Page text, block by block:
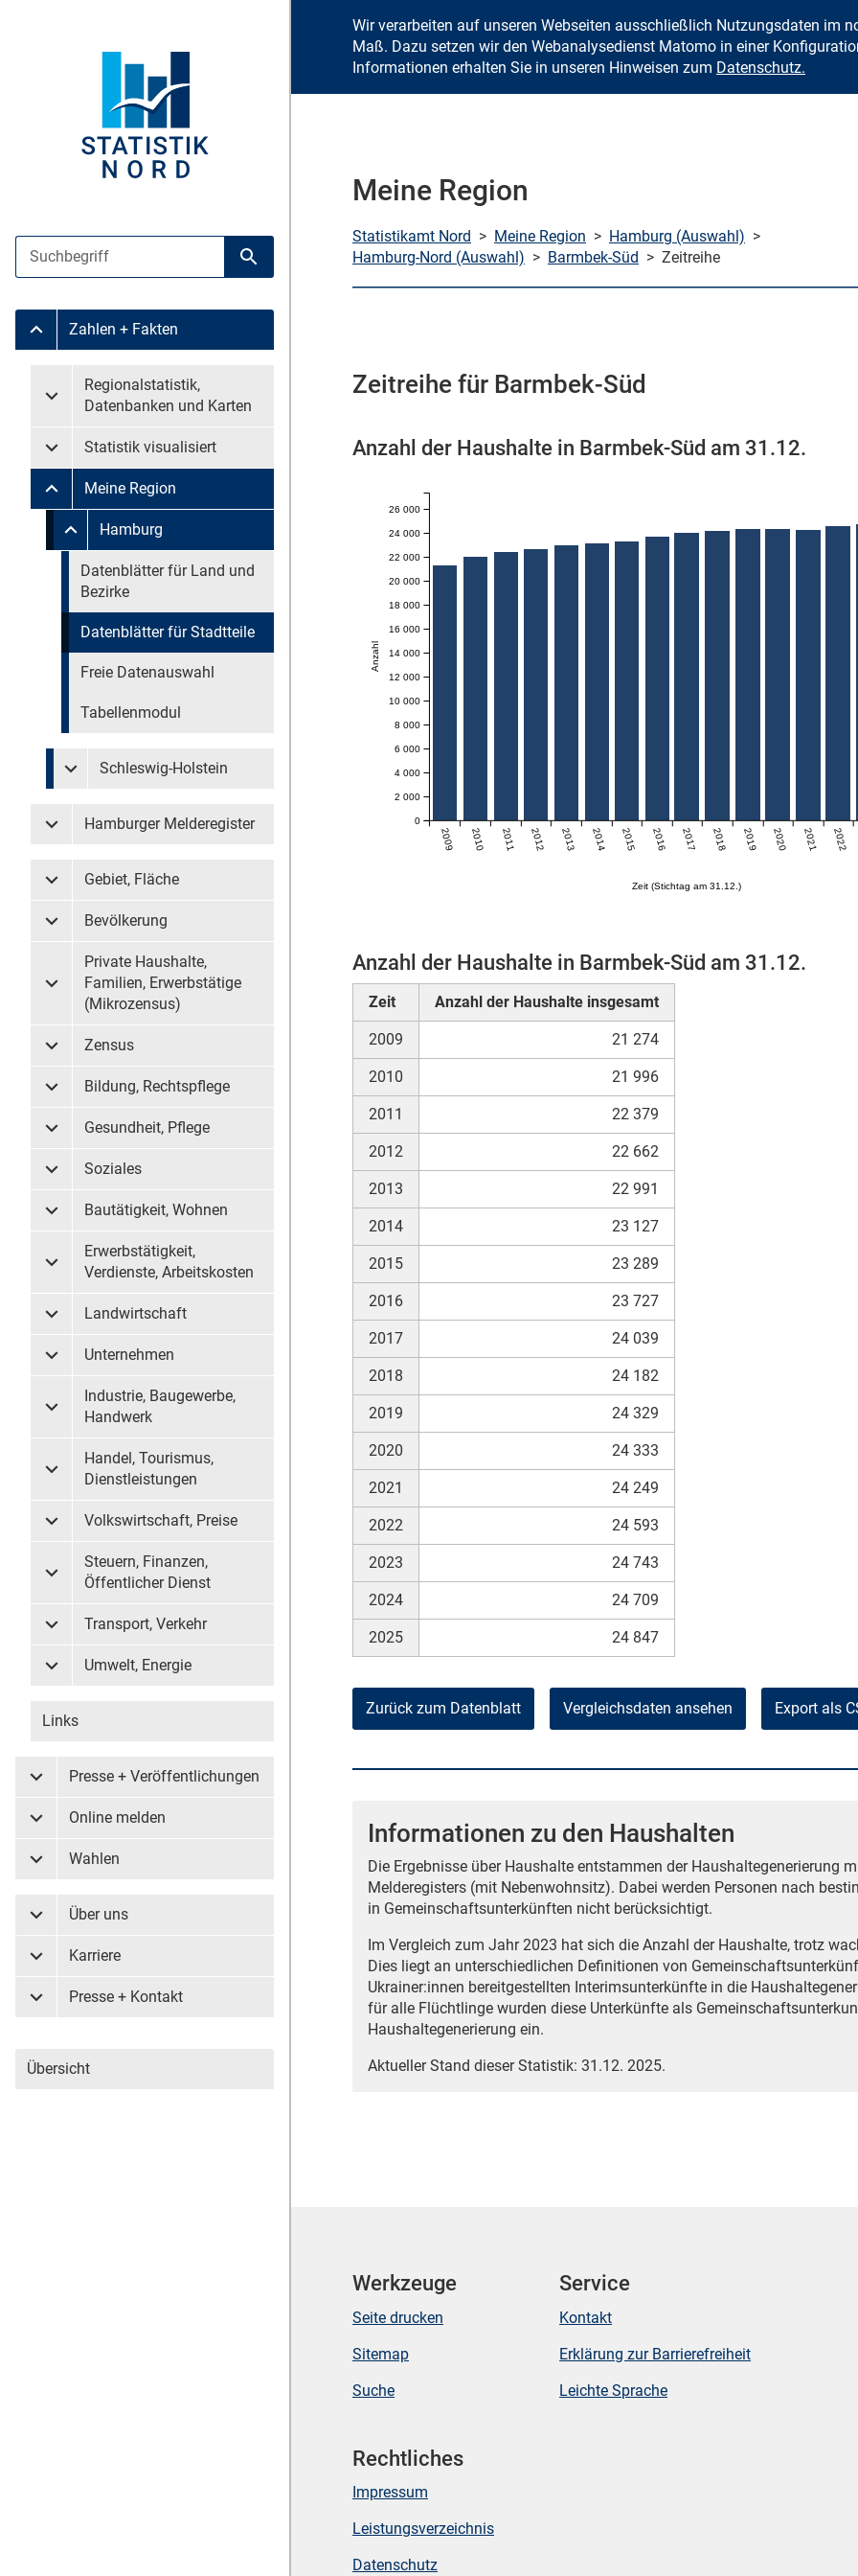
Zum Inhalt springen
Suche
Suche starten
Untermenü Zahlen + Fakten
Zahlen + Fakten
Untermenü überspringen
Untermenü Regionalstatistik, Datenbanken und Karten
Regionalstatistik,
Datenbanken und Karten
Untermenü Statistik visualisiert
Statistik visualisiert
Untermenü Meine Region
Meine Region
Untermenü überspringen
Untermenü Meine Region Hamburg
Hamburg
Untermenü überspringen
Datenblätter für Land und
Bezirke
Datenblätter für Stadtteile
Freie Datenauswahl
Tabellenmodul
Untermenü Meine Region Schleswig-Holstein
Schleswig-Holstein
Untermenü Hamburger Melderegister
Hamburger Melderegister
Untermenü Gebiet, Fläche
Gebiet, Fläche
Untermenü Bevölkerung
Bevölkerung
Untermenü Private Haushalte, Familien, Erwerbstätige (Mikrozensus)
Private Haushalte,
Familien, Erwerbstätige
(Mikrozensus)
Untermenü Zensus
Zensus
Untermenü Bildung, Rechtspflege
Bildung, Rechtspflege
Untermenü Gesundheit, Pflege
Gesundheit, Pflege
Untermenü Soziales
Soziales
Untermenü Bautätigkeit, Wohnen
Bautätigkeit, Wohnen
Untermenü Erwerbstätigkeit, Verdienste, Arbeitskosten
Erwerbstätigkeit,
Verdienste, Arbeitskosten
Untermenü Landwirtschaft
Landwirtschaft
Untermenü Unternehmen
Unternehmen
Untermenü Industrie, Baugewerbe, Handwerk
Industrie, Baugewerbe,
Handwerk
Untermenü Handel, Tourismus, Dienstleistungen
Handel, Tourismus,
Dienstleistungen
Untermenü Volkswirtschaft, Preise
Volkswirtschaft, Preise
Untermenü Steuern, Finanzen, Öffentlicher Dienst
Steuern, Finanzen,
Öffentlicher Dienst
Untermenü Transport, Verkehr
Transport, Verkehr
Untermenü Umwelt, Energie
Umwelt, Energie
Links
Untermenü Presse + Veröffentlichungen
Presse + Veröffentlichungen
Untermenü Online melden
Online melden
Untermenü Wahlen
Wahlen
Untermenü Über uns
Über uns
Untermenü Karriere
Karriere
Untermenü Presse + Kontakt
Presse + Kontakt
Übersicht
Wir verarbeiten auf unseren Webseiten ausschließlich Nutzungsdaten im
Maß. Dazu setzen wir den Webanalysedienst Matomo in einer
Informationen erhalten Sie in unseren Hinweisen zum Datenschutz.
Meine Region
Statistikamt Nord > Meine Region > Hamburg (Auswahl) >
Hamburg-Nord (Auswahl) > Barmbek-Süd > Zeitreihe
Zeitreihe für Barmbek-Süd
Anzahl der Haushalte in Barmbek-Süd am 31.12.
Zeit (Stichtag am 31.12.)
2009 2010 2011 2012 2013 2014 2015 2016 2017 2018 2019 2020 2021 2022
Anzahl
0
2 000
4 000
6 000
8 000
10 000
12 000
14 000
16 000
18 000
20 000
22 000
24 000
26 000
Anzahl der Haushalte in Barmbek-Süd am 31.12.
Zeit Anzahl der Haushalte insgesamt
2009 21 274
2010 21 996
2011 22 379
2012 22 662
2013 22 991
2014 23 127
2015 23 289
2016 23 727
2017 24 039
2018 24 182
2019 24 329
2020 24 333
2021 24 249
2022 24 593
2023 24 743
2024 24 709
2025 24 847
Zurück zum Datenblatt Vergleichsdaten ansehen Export als
Informationen zu den Haushalten
Die Ergebnisse über Haushalte entstammen der Haushaltegenerierung
Melderegisters (mit Nebenwohnsitz). Dabei werden Personen nach
in Gemeinschaftsunterkünften nicht berücksichtigt.
Im Vergleich zum Jahr 2023 hat sich die Anzahl der Haushalte, trotz
Dies liegt an unterschiedlichen Definitionen von
Ukrainer:innen bereitgestellten Interimsunterkünfte in die
für alle Flüchtlinge wurden diese Unterkünfte als
Haushaltegenerierung ein.
Aktueller Stand dieser Statistik: 31.12. 2025.
Werkzeuge
Seite drucken
Sitemap
Suche
Service
Kontakt
Erklärung zur Barrierefreiheit
Leichte Sprache
Rechtliches
Impressum
Leistungsverzeichnis
Datenschutz